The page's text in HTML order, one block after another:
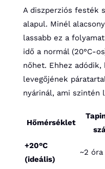
A diszperziós festék
alapul. Minél
lassabb ez a
idő a normál (20°C-
nőhet. Ehhez
levegőjének
nyárinál, ami szintén
Hőmérséklet
+20°C
(ideális)
~2 óra